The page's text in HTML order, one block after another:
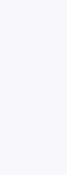
verified by